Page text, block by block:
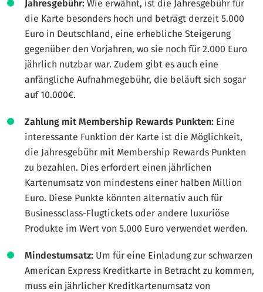
Jahresgebühr: Wie erwähnt, ist die Jahresgebühr für
die Karte besonders hoch und beträgt derzeit 5.000
Euro in Deutschland, eine erhebliche Steigerung
gegenüber den Vorjahren, wo sie noch für 2.000 Euro
jährlich nutzbar war. Zudem gibt es auch eine
anfängliche Aufnahmegebühr, die beläuft sich sogar
auf 10.000€.
Zahlung mit Membership Rewards Punkten: Eine
interessante Funktion der Karte ist die Möglichkeit,
die Jahresgebühr mit Membership Rewards Punkten
zu bezahlen. Dies erfordert einen jährlichen
Kartenumsatz von mindestens einer halben Million
Euro. Diese Punkte könnten alternativ auch für
Businessclass-Flugtickets oder andere luxuriöse
Produkte im Wert von 5.000 Euro verwendet werden.
Mindestumsatz: Um für eine Einladung zur schwarzen
American Express Kreditkarte in Betracht zu kommen,
muss ein jährlicher Kreditkartenumsatz von